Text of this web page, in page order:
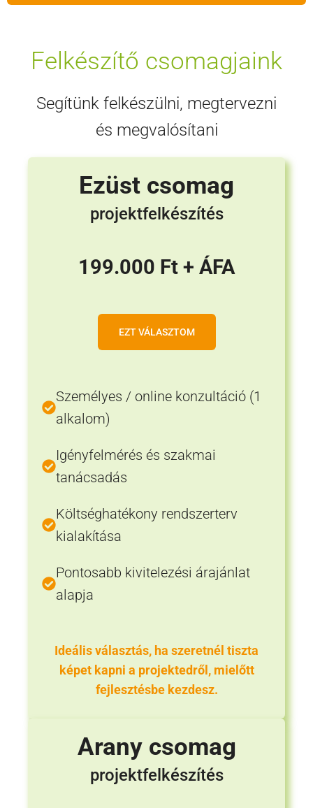
Felkészítő csomagjaink
Segítünk felkészülni, megtervezni
és megvalósítani
Ezüst csomag
projektfelkészítés
199.000 Ft + ÁFA
EZT VÁLASZTOM
Személyes / online konzultáció (1
alkalom)
Igényfelmérés és szakmai
tanácsadás
Költséghatékony rendszerterv
kialakítása
Pontosabb kivitelezési árajánlat
alapja
Ideális választás, ha szeretnél tiszta
képet kapni a projektedről, mielőtt
fejlesztésbe kezdesz.
Arany csomag
projektfelkészítés